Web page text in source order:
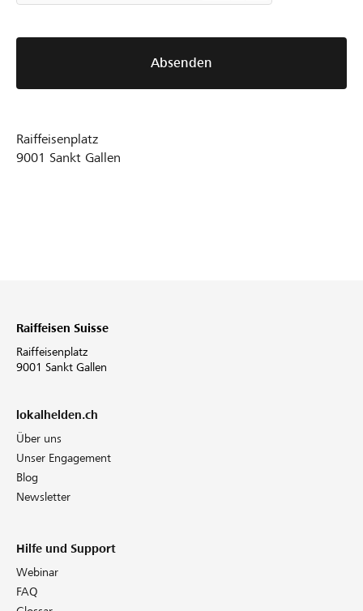
Absenden
Raiffeisenplatz
9001 Sankt Gallen
Raiffeisen Suisse
Raiffeisenplatz
9001 Sankt Gallen
lokalhelden.ch
Über uns
Unser Engagement
Blog
Newsletter
Hilfe und Support
Webinar
FAQ